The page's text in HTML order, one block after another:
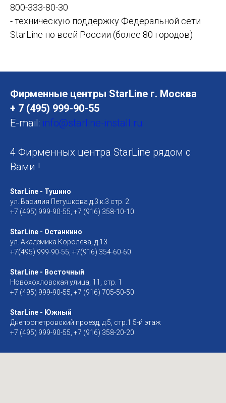
800-333-80-30
- техническую поддержку Федеральной сети
StarLine по всей России (более 80 городов)
Фирменные центры StarLine г. Москва
+ 7 (495) 999-90-55
E-mail: info@starline-install.ru
4 Фирменных центра StarLine рядом с
Вами !
StarLine - Тушино
ул. Василия Петушкова д.3 к.3 стр. 2.
+7 (495) 999-90-55, +7 (916) 358-10-10
StarLine - Останкино
ул. Академика Королева, д.13
+7(495) 999-90-55, +7(916) 354-60-60
StarLine - Восточный
Новохохловская улица, 11, стр. 1
+7 (495) 999-90-55, +7 (916) 705-50-50
StarLine - Южный
Днепропетровский проезд, д.5, стр.1 5-й этаж
+7 (495) 999-90-55, +7 (916) 358-20-20